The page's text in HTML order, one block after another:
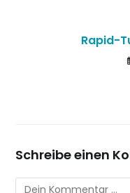
Rapid-
Schreibe einen
Kommentar